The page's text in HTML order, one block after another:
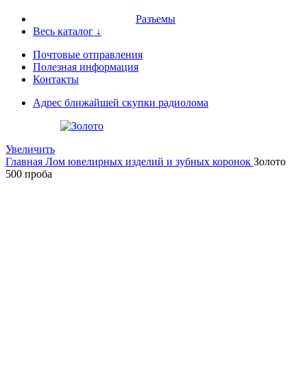
Разъемы
Весь каталог ↓
Почтовые отправления
Полезная информация
Контакты
Адрес ближайшей скупки радиолома
Увеличить
Главная Лом ювелирных изделий и зубных коронок Золото
500 проба